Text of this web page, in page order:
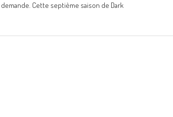
Cette septième saison de Dark